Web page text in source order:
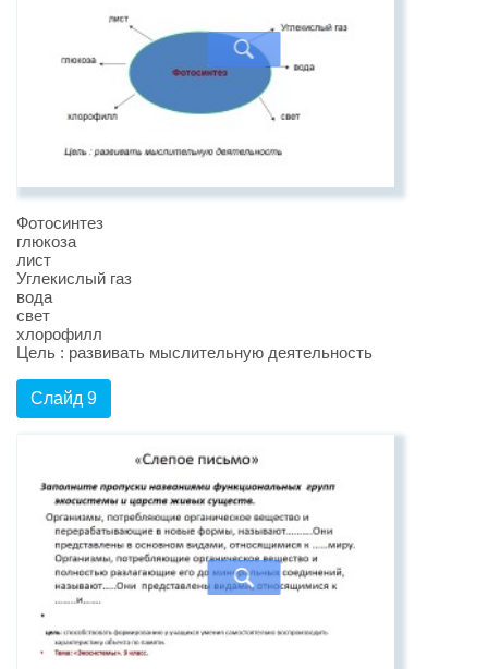
Фотосинтез
глюкоза
лист
Углекислый газ
вода
свет
хлорофилл
Цель : развивать мыслительную деятельность
Слайд 9